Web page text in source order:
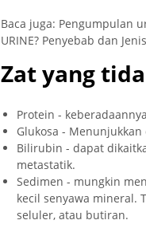
Baca juga: Pengumpulan
URINE? Penyebab dan
Zat yang
Protein -
Glukosa - Menunjukkan
Bilirubin - dapat
metastatik.
Sedimen - mungkin
kecil senyawa mineral.
seluler, atau butiran.